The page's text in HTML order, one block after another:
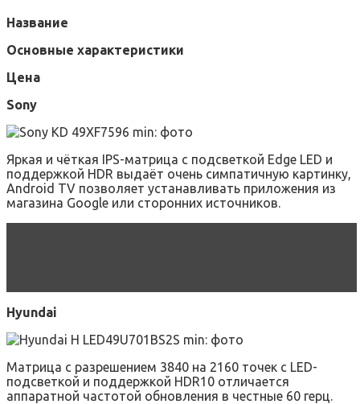
Название
Основные характеристики
Цена
Sony
Яркая и чёткая IPS-матрица с подсветкой Edge LED и
поддержкой HDR выдаёт очень симпатичную картинку,
Android TV позволяет устанавливать приложения из
магазина Google или сторонних источников.
Hyundai
Матрица с разрешением 3840 на 2160 точек с LED-
подсветкой и поддержкой HDR10 отличается
аппаратной частотой обновления в честные 60 герц.